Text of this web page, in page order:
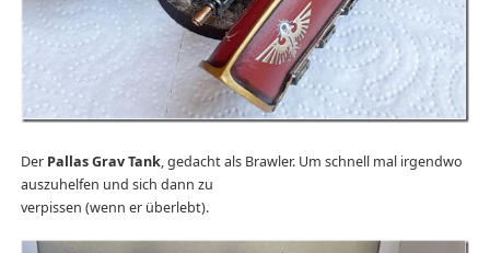
Der Pallas Grav Tank, gedacht als Brawler. Um schnell mal irgendwo
auszuhelfen und sich dann zu
verpissen (wenn er überlebt).